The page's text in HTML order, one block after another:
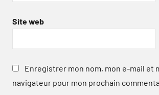
Site web
Enregistrer mon nom, mon e-mail et
navigateur pour mon prochain